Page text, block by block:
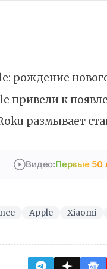
рождение
привели к
размывает
Видео:Первые 50
Apple Xiaomi